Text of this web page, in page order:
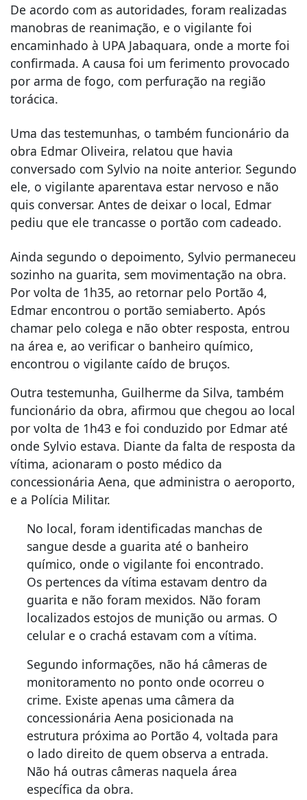
De acordo com as autoridades, foram realizadas
manobras de reanimação, e o vigilante foi
encaminhado à UPA Jabaquara, onde a morte foi
confirmada. A causa foi um ferimento provocado
por arma de fogo, com perfuração na região
torácica.
Uma das testemunhas, o também funcionário da
obra Edmar Oliveira, relatou que havia
conversado com Sylvio na noite anterior. Segundo
ele, o vigilante aparentava estar nervoso e não
quis conversar. Antes de deixar o local, Edmar
pediu que ele trancasse o portão com cadeado.
Ainda segundo o depoimento, Sylvio permaneceu
sozinho na guarita, sem movimentação na obra.
Por volta de 1h35, ao retornar pelo Portão 4,
Edmar encontrou o portão semiaberto. Após
chamar pelo colega e não obter resposta, entrou
na área e, ao verificar o banheiro químico,
encontrou o vigilante caído de bruços.
Outra testemunha, Guilherme da Silva, também
funcionário da obra, afirmou que chegou ao local
por volta de 1h43 e foi conduzido por Edmar até
onde Sylvio estava. Diante da falta de resposta da
vítima, acionaram o posto médico da
concessionária Aena, que administra o aeroporto,
e a Polícia Militar.
No local, foram identificadas manchas de
sangue desde a guarita até o banheiro
químico, onde o vigilante foi encontrado.
Os pertences da vítima estavam dentro da
guarita e não foram mexidos. Não foram
localizados estojos de munição ou armas. O
celular e o crachá estavam com a vítima.
Segundo informações, não há câmeras de
monitoramento no ponto onde ocorreu o
crime. Existe apenas uma câmera da
concessionária Aena posicionada na
estrutura próxima ao Portão 4, voltada para
o lado direito de quem observa a entrada.
Não há outras câmeras naquela área
específica da obra.